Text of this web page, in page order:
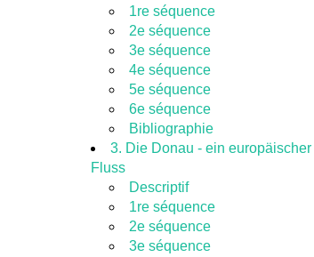
1re séquence
2e séquence
3e séquence
4e séquence
5e séquence
6e séquence
Bibliographie
3. Die Donau - ein europäischer
Fluss
Descriptif
1re séquence
2e séquence
3e séquence